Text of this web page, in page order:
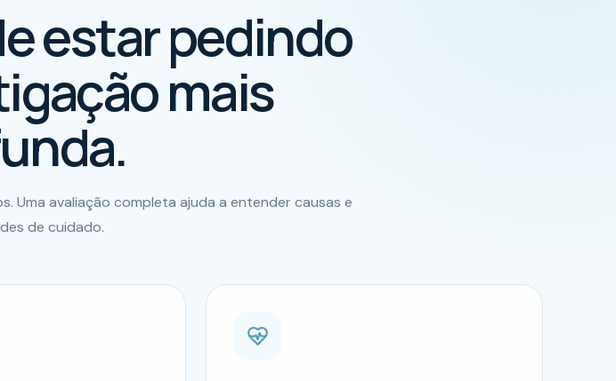
estar pedindo
mais
Uma avaliação completa ajuda a entender causas e
de cuidado.